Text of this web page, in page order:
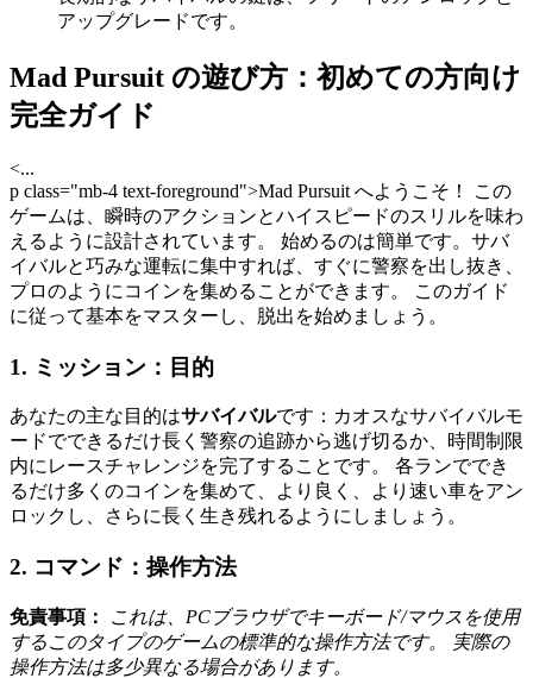
アップグレードです。
Mad Pursuit の遊び方：初めての方向け
完全ガイド
<...
p class="mb-4 text-foreground">Mad Pursuit へようこそ！ この
ゲームは、瞬時のアクションとハイスピードのスリルを味わ
えるように設計されています。 始めるのは簡単です。サバ
イバルと巧みな運転に集中すれば、すぐに警察を出し抜き、
プロのようにコインを集めることができます。 このガイド
に従って基本をマスターし、脱出を始めましょう。
1. ミッション：目的
あなたの主な目的はサバイバルです：カオスなサバイバルモ
ードでできるだけ長く警察の追跡から逃げ切るか、時間制限
内にレースチャレンジを完了することです。 各ランででき
るだけ多くのコインを集めて、より良く、より速い車をアン
ロックし、さらに長く生き残れるようにしましょう。
2. コマンド：操作方法
免責事項：
これは、PCブラウザでキーボード/マウスを使用
するこのタイプのゲームの標準的な操作方法です。 実際の
操作方法は多少異なる場合があります。